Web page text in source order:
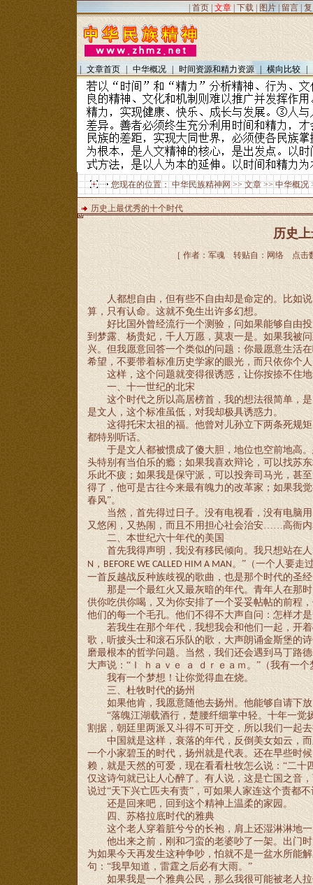
首页 文章 下载 图片 | 留言|
文章首页 中华概况 时间资源和精力资源 横向比较
您现在的位置：中华民族精神网>>文章>>中华概况
历史上最优秀的十个时代
历史
［ 作者：军魂 转贴自：网络 点击
人都想自由，但有些不自由却是命定的。比如
算，只有认命。这就不免生出许多幻想。
好比国外曾经流行一个测验，问如果能够自由
到梦露、杨贵妃，千人万愿，莫衷一是。如果我被
兴。但我愿意回答一个类似的问题：你最愿意生活
希望，不要带着标准历史学家的眼光，而只依你个
这样，这个问题就变得很诱惑，让你按捺不住
一、十一世纪的北宋
这个时代之所以高居榜首，我的想法很简单，
是文人，这个标准虽低，对我却极具诱惑力。
这得托宋太祖的福。他曾对儿孙立下两条死规
都特别听话。
于是文人都被惯成了傻大胆，地位也空前地高
头特别有当伯乐的瘾；如果我喜欢辩论，可以找苏
乐此不疲；如果我是保守派，可以投奔司马光，甚
得了，他可是古往今来最有魄力的改革家；如果我
春风”。
当然，首先得过日子。没有电视看，没有电脑
又悠闲，又热闹，而且不用担心社会治安……高衙内
二、本世纪六十年代的美国
首先我得声明，我没有移民倾向。我只想站在
N ， BEFORE WE CALLED HIM A MAN。”（一个人要走
一首反越战反种族歧视的歌曲，也是那个时代的圣
那是一个最红火又最灰暗的年代。青年人在那
供你吃供你喝，又为你安排了一个妥妥帖帖的前程
他们的每一个毛孔。他们不得不大声自问：怎样才
若我生在那个年代，我想我会和他们一起，开
歌，听披头士和滚石乐队的歌，大声朗诵金斯堡的
磨最根本的哲学问题。当然，我们还会遇到马丁路
大声说： “Ｉ ｈａｖｅ ａ ｄｒｅａｍ。”（我有一个
我有一个梦想！让你觉得血在烧。
三、杜牧时代的扬州
如果他肯，我愿意随他去扬州。他能够自请下
“落魄江湖载酒行，楚腰纤细掌中轻。十年一
割据，朝廷里两派又斗得不可开交，所以我们一起
中国就是这样，衰落的年代，反倒美女如云，
一个小家碧玉的时代，扬州就是代表。还在早些时
赖，就是天然的可爱，现在看看杜牧怎么说：“二十
仅这诗句就已让人心醉了。有人说，这是亡国之音
说过“天下兴亡匹夫有责”，可如果人家连这个责都
还是回来吧，回到这个精神上温柔的家园。
四、苏格拉底时代的雅典
这个老人穿着脏兮兮的长袍，肩上还湿淋淋地
他出来之前，刚和刁蛮的老婆吵了一架。出门
为如果今天再发生这种争吵，怕就不是一盆水所能
句： “我早知道，雷霆之后必有大雨。”
如果我是一个雅典公民，那么我很可能被老人